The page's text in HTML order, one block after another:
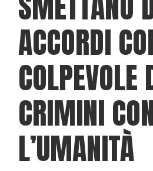
ACCORDI
COLPEVOLE
CRIMINI
L’UMANITÀ